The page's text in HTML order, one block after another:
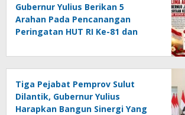
Gubernur Yulius Berikan 5
Arahan Pada Pencanangan
Peringatan HUT RI Ke-81 dan
Tiga Pejabat Pemprov Sulut
Dilantik, Gubernur Yulius
Harapkan Bangun Sinergi Yang